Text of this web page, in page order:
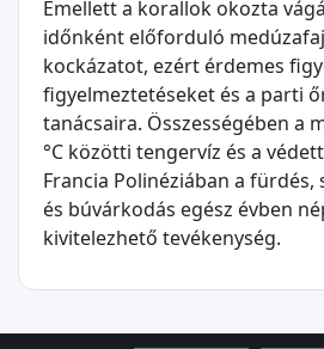
Emellett a korallok okozta
időnként előforduló
kockázatot, ezért érdemes
figyelmeztetéseket és a parti
tanácsaira. Összességében a
°C közötti tengervíz és a
Francia Polinéziában a fürdés,
és búvárkodás egész évben
kivitelezhető tevékenység.